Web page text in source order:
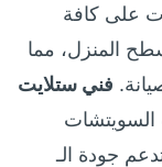
على كافة
المنزل، مما
فني ستلايت
السويتشات
جودة الـ